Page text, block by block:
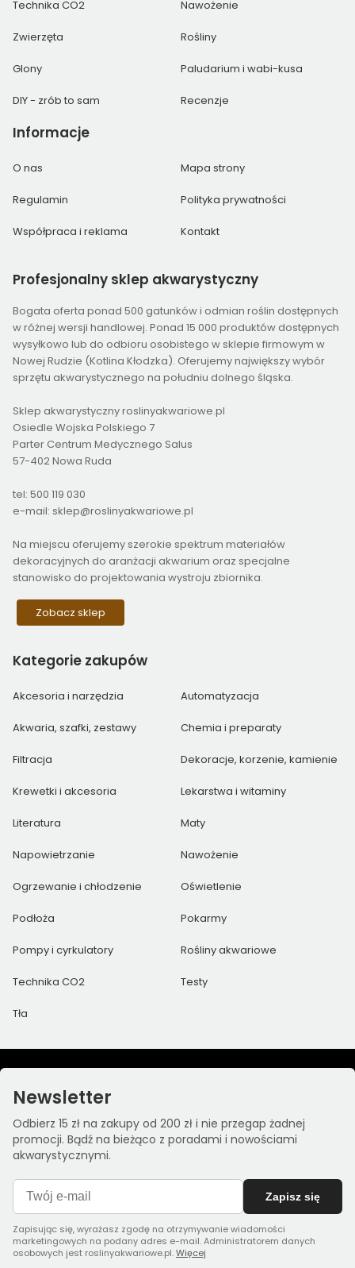
Technika CO2 Nawożenie
Zwierzęta Rośliny
Glony Paludarium i wabi-kusa
DIY - zrób to sam Recenzje
Informacje
O nas Mapa strony
Regulamin Polityka prywatności
Współpraca i reklama Kontakt
Profesjonalny sklep akwarystyczny
Bogata oferta ponad 500 gatunków i odmian roślin dostępnych
w różnej wersji handlowej. Ponad 15 000 produktów dostępnych
wysyłkowo lub do odbioru osobistego w sklepie firmowym w
Nowej Rudzie (Kotlina Kłodzka). Oferujemy największy wybór
sprzętu akwarystycznego na południu dolnego śląska.
Sklep akwarystyczny roslinyakwariowe.pl
Osiedle Wojska Polskiego 7
Parter Centrum Medycznego Salus
57-402 Nowa Ruda
tel: 500 119 030
e-mail: sklep@roslinyakwariowe.pl
Na miejscu oferujemy szerokie spektrum materiałów
dekoracyjnych do aranżacji akwarium oraz specjalne
stanowisko do projektowania wystroju zbiornika.
Zobacz sklep
Kategorie zakupów
Akcesoria i narzędzia Automatyzacja
Akwaria, szafki, zestawy Chemia i preparaty
Filtracja Dekoracje, korzenie, kamienie
Krewetki i akcesoria Lekarstwa i witaminy
Literatura Maty
Napowietrzanie Nawożenie
Ogrzewanie i chłodzenie Oświetlenie
Podłoża Pokarmy
Pompy i cyrkulatory Rośliny akwariowe
Technika CO2 Testy
Tła
Newsletter
Odbierz 15 zł na zakupy od 200 zł i nie przegap żadnej
promocji. Bądź na bieżąco z poradami i nowościami
akwarystycznymi.
Zapisz się
Zapisując się, wyrażasz zgodę na otrzymywanie wiadomości
marketingowych na podany adres e-mail. Administratorem danych
osobowych jest roslinyakwariowe.pl.Więcej